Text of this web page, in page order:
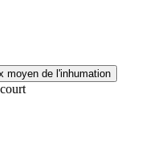
moyen de l'inhumation